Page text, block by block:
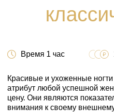
Время 1 час
Красивые и ухоженные
атрибут любой успешной
цену. Они являются
внимания к своему